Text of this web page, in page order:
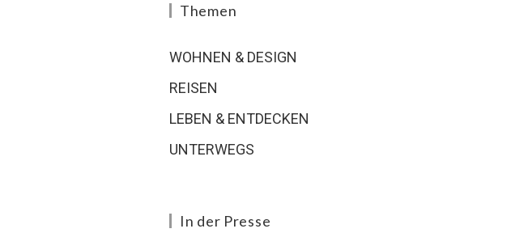
Themen
WOHNEN & DESIGN
REISEN
LEBEN & ENTDECKEN
UNTERWEGS
In der Presse